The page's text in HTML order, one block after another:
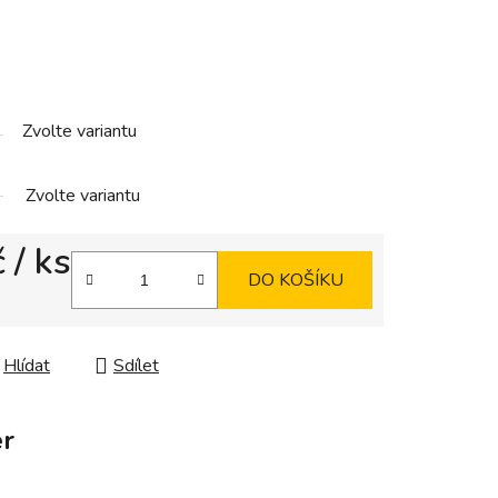
Zvolte variantu
Zvolte variantu
/ ks DO KOŠÍKU
Hlídat Sdílet